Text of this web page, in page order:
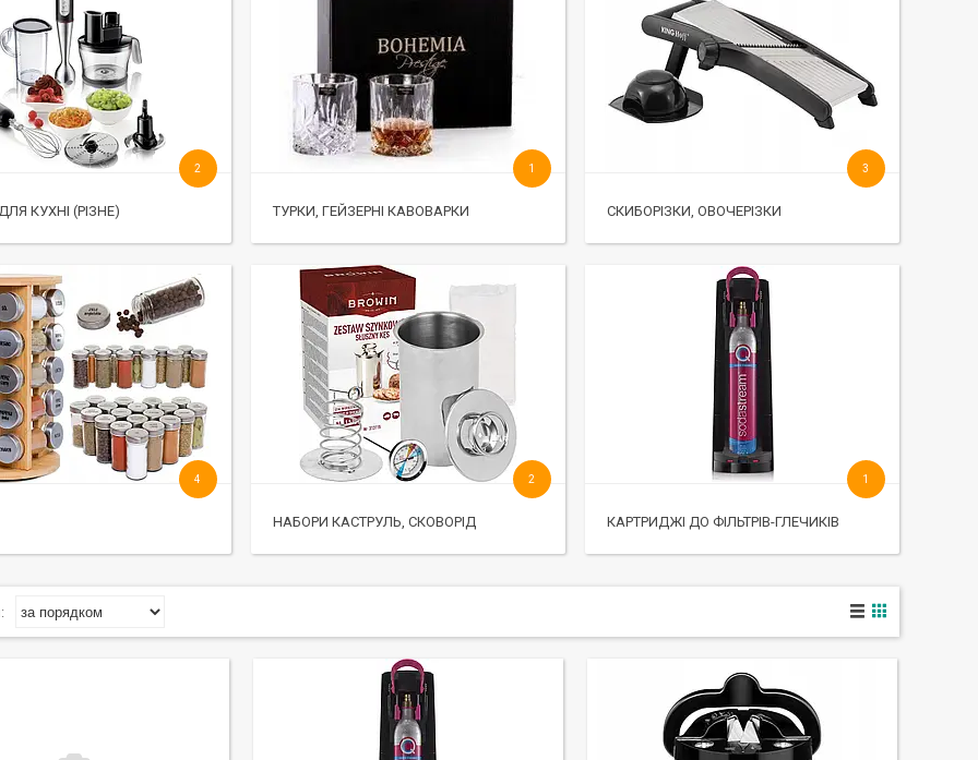
КУХНІ (РІЗНЕ)
2
ТУРКИ, ГЕЙЗЕРНІ КАВОВАРКИ
1
СКИБОРІЗКИ, ОВОЧЕРІЗКИ
3
4
НАБОРИ КАСТРУЛЬ, СКОВОРІД
2
КАРТРИДЖІ ДО ФІЛЬТРІВ-ГЛЕЧИКІВ
1